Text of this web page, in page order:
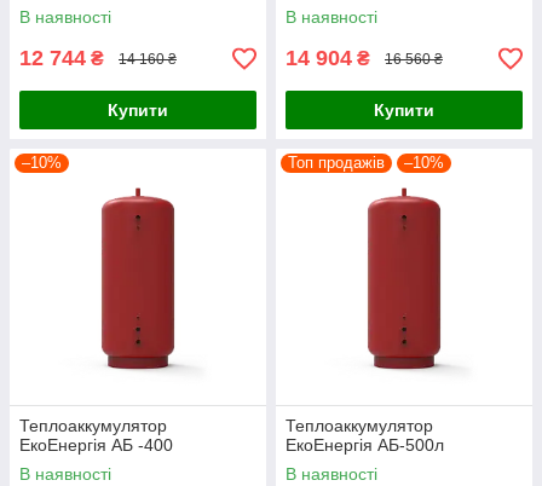
В наявності
12 744 ₴ 14 160 ₴
Купити
В наявності
14 904 ₴ 16 560 ₴
Купити
–10%
Теплоаккумулятор
ЕкоЕнергія АБ -400
В наявності
Топ продажів –10%
Теплоаккумулятор
ЕкоЕнергія АБ-500л
В наявності